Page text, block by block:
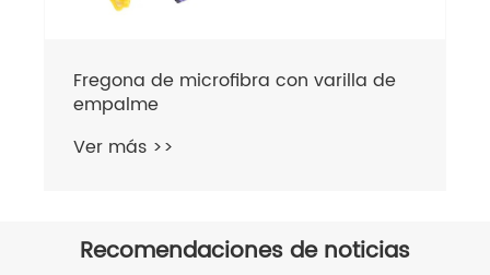
Recomendaciones de noticias